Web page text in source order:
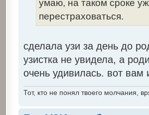
умаю, на таком сроке
перестраховаться.
сделала узи за день до
узистка не увидела, а
очень удивилась. вот вам
Тот, кто не понял твоего молчания,